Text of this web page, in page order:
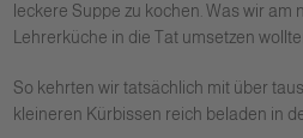
leckere Suppe zu kochen. Was wir am
Lehrerküche in die Tat umsetzen
So kehrten wir tatsächlich mit über
kleineren Kürbissen reich beladen in